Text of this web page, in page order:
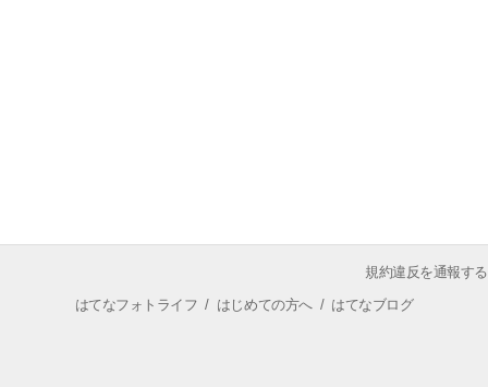
規約違反を通報する
はてなフォトライフ / はじめての方へ/ はてなブログ